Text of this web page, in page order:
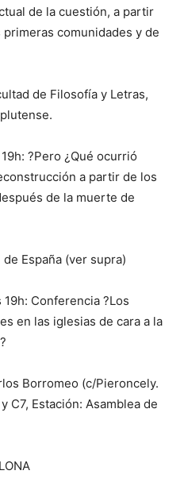
de la cuestión, a partir
comunidades y de
de Filosofía y Letras,
?Pero ¿Qué ocurrió
a partir de los
de la muerte de
España (ver supra)
Conferencia ?Los
en las iglesias de cara a la
Borromeo (c/Pieroncely.
C7, Estación: Asamblea de